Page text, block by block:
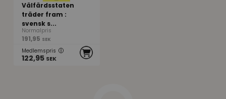
Välfärdsstaten
träder fram :
svensk s...
Normalpris
191,95 SEK
Medlemspris
122,95 SEK